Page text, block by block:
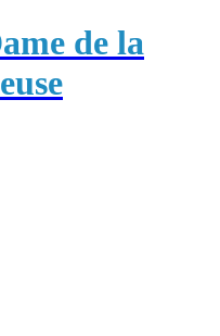
de la